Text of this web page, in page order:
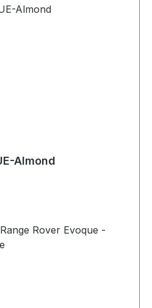
Almond